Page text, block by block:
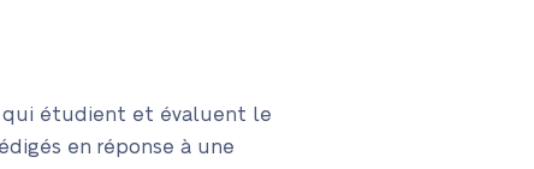
qui étudient et évaluent le
en réponse à une